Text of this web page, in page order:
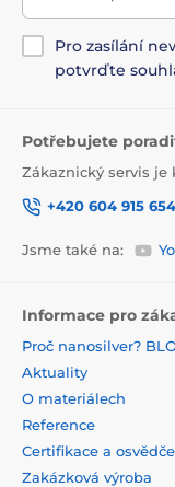
Pro zasílání
potvrďte
Potřebujete
Zákaznický servis je
+420 604 915 654
Jsme také na:
Informace pro
Proč nanosilver?
Aktuality
O materiálech
Reference
Certifikace a
Zakázková výroba